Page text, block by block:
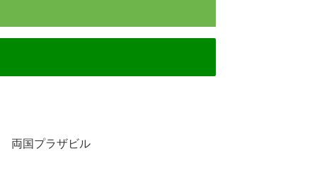
両国プラザビル